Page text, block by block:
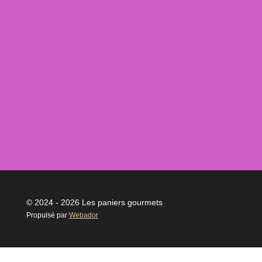
© 2024 - 2026 Les paniers gourmets
Propulsé par Webador